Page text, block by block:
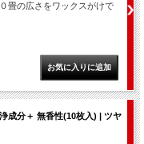
畳の広さをワックスがけで
成分＋ 無香性(10枚入) | ツヤ